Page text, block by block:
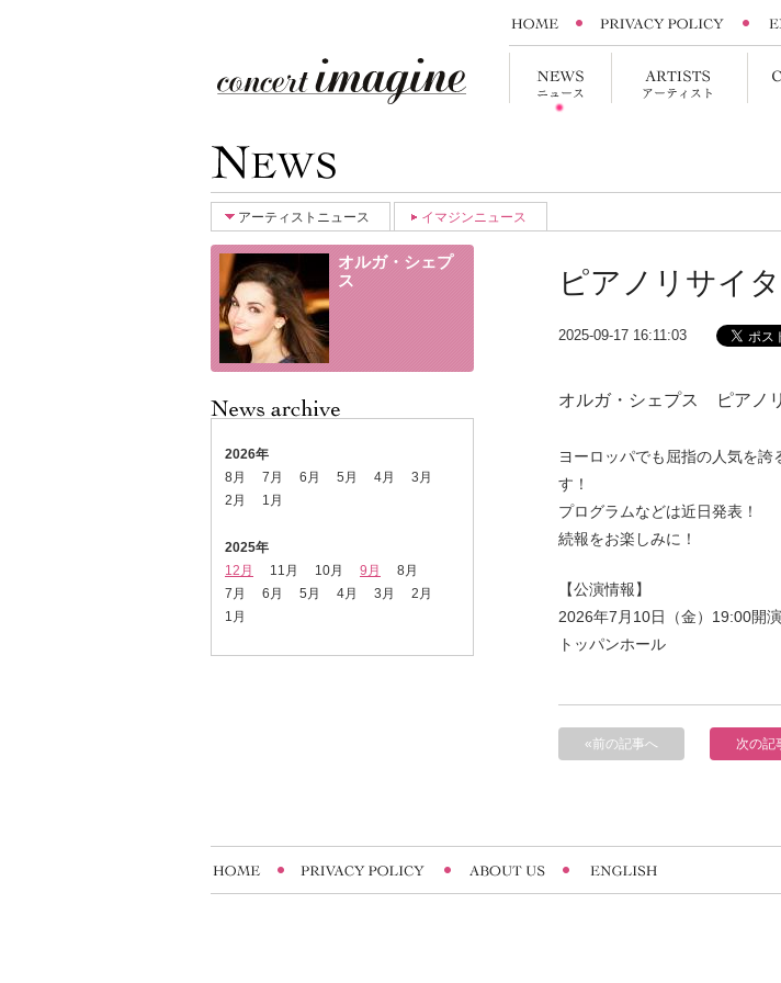
アーティストニュース イマジンニュース
オルガ・シェプ
ス
2026年
8月
7月 6月 5月 4月
3月
2月
1月
2025年
12月
11月 10月 9月
8月
7月
6月 5月 4月 3月
2月
1月
ピアノリサイ
2025-09-17 16:11:03
オルガ・シェプス ピアノ
ヨーロッパでも屈指の人気を
す！
プログラムなどは近日発表！
続報をお楽しみに！
【公演情報】
2026年7月10日（金）19:00開
トッパンホール
«前の記事へ 次の記